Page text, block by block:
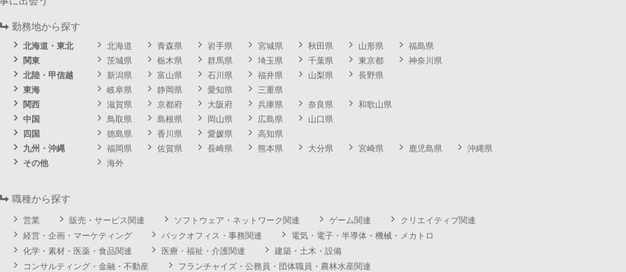
勤務地から探す
北海道・東北 北海道 青森県 岩手県 宮城県 秋田県 山形県
福島県
関東
茨城県 栃木県 群馬県 埼玉県 千葉県 東京都
神奈川県
北陸・甲信越
新潟県 富山県 石川県 福井県 山梨県
長野県
東海
岐阜県 静岡県 愛知県
三重県
関西
滋賀県 京都府 大阪府 兵庫県 奈良県
和歌山県
中国
鳥取県 島根県 岡山県 広島県
山口県
四国
徳島県 香川県 愛媛県
高知県
九州・沖縄
福岡県 佐賀県 長崎県 熊本県 大分県 宮崎県 鹿児島県
沖縄県
その他
海外
職種から探す
営業 販売・サービス関連 ソフトウェア・ネットワーク関連 ゲーム関連
クリエイティブ関連
経営・企画・マーケティング
バックオフィス・事務関連
電気・電子・半導体・機械・メカトロ
化学・素材・医薬・食品関連
医療・福祉・介護関連
建築・土木・設備
コンサルティング・金融・不動産
フランチャイズ・公務員・団体職員・農林水産関連